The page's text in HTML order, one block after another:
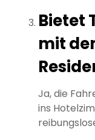
Bietet
mit
Ja, die
ins